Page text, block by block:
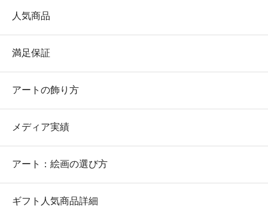
人気商品
満足保証
アートの飾り方
メディア実績
アート：絵画の選び方
ギフト人気商品詳細